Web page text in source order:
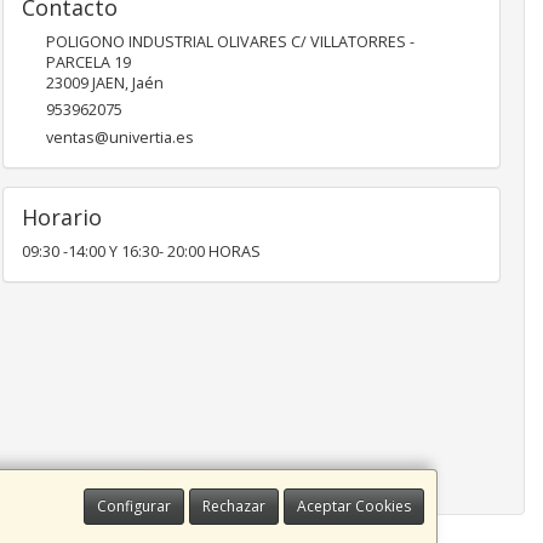
Configurar Rechazar Aceptar Cookies
Contacto
POLIGONO INDUSTRIAL OLIVARES C/ VILLATORRES -
PARCELA 19
23009JAEN,Jaén
953962075
ventas@univertia.es
Horario
09:30 -14:00 Y 16:30- 20:00 HORAS